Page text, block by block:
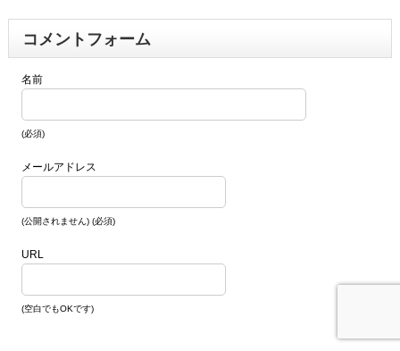
コメントフォーム
名前
(必須)
メールアドレス
(公開されません) (必須)
URL
(空白でもOKです)